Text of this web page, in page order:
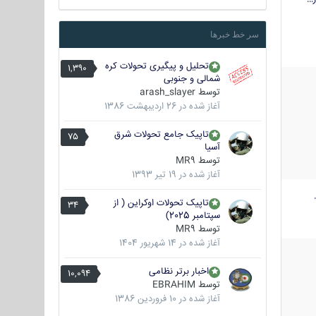
سر خط خبرها
1,390
تحلیل و پیگیری تحولات کره
شمالی و جنوبی
توسط arash_slayer
آغاز شده در 26 اردیبهشت 1386
75
تاپیک جامع تحولات شرق
آسیا
توسط MR9
آغاز شده در 19 تیر 1393
34
تاپیک تحولات اوکراین ( از
سپتامبر 2025)
توسط MR9
آغاز شده در 14 شهریور 1404
10,094
اخبار برتر نظامی
توسط EBRAHIM
آغاز شده در 10 فروردین 1386